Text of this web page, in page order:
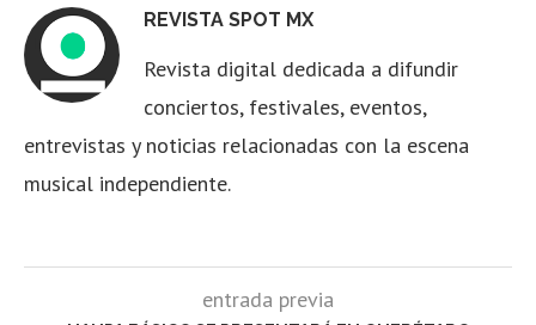
REVISTA SPOT MX
Revista digital dedicada a difundir
conciertos, festivales, eventos,
entrevistas y noticias relacionadas con la escena
musical independiente.
entrada previa